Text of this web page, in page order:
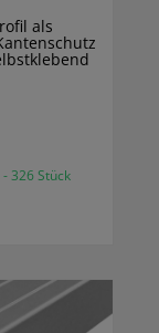
als
326 Stück